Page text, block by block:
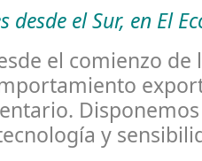
desde el Sur, en El
el comienzo de
y